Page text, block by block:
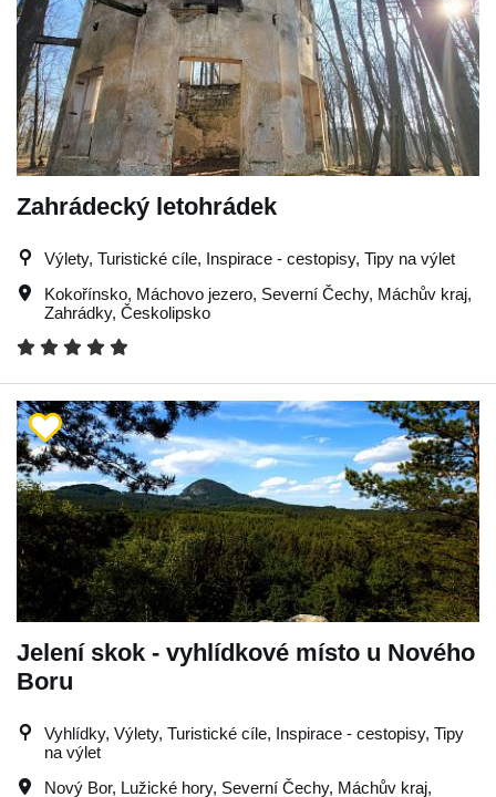
Zahrádecký letohrádek
Výlety, Turistické cíle, Inspirace - cestopisy, Tipy na výlet
Kokořínsko, Máchovo jezero, Severní Čechy, Máchův kraj,
Zahrádky, Českolipsko
Jelení skok - vyhlídkové místo u Nového
Boru
Vyhlídky, Výlety, Turistické cíle, Inspirace - cestopisy, Tipy
na výlet
Nový Bor, Lužické hory, Severní Čechy, Máchův kraj,